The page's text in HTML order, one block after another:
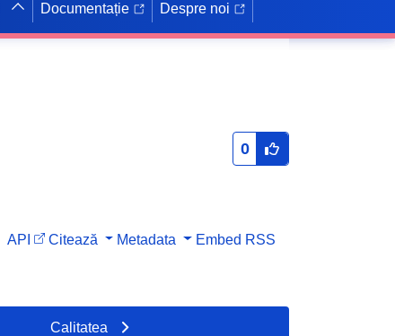
Documentație Despre noi
0
API Citează Metadata Embed RSS
Calitatea